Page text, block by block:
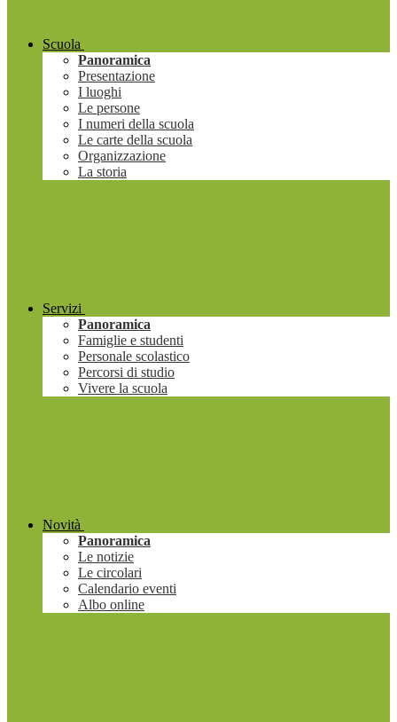
Scuola
Panoramica
Presentazione
I luoghi
Le persone
I numeri della scuola
Le carte della scuola
Organizzazione
La storia
Servizi
Panoramica
Famiglie e studenti
Personale scolastico
Percorsi di studio
Vivere la scuola
Novità
Panoramica
Le notizie
Le circolari
Calendario eventi
Albo online